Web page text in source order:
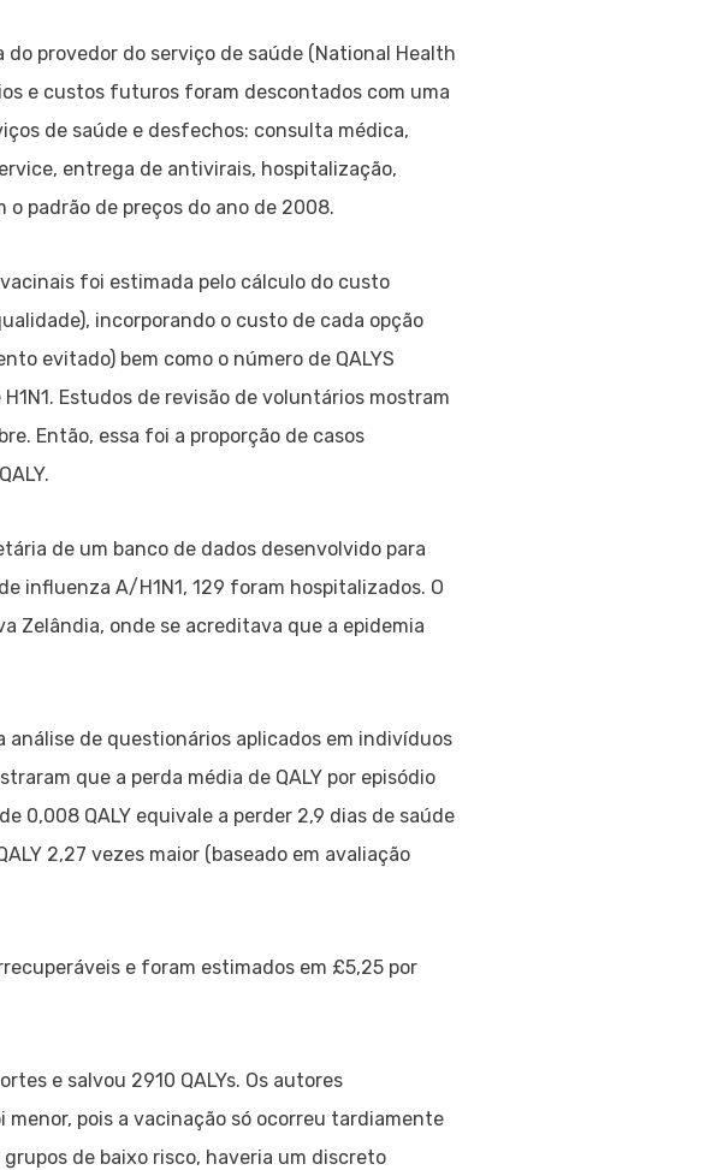
provedor do serviço de saúde (National Health
e custos futuros foram descontados com uma
de saúde e desfechos: consulta médica,
entrega de antivirais, hospitalização,
padrão de preços do ano de 2008.
foi estimada pelo cálculo do custo
incorporando o custo de cada opção
evitado) bem como o número de QALYS
Estudos de revisão de voluntários mostram
Então, essa foi a proporção de casos
de um banco de dados desenvolvido para
influenza A/H1N1, 129 foram hospitalizados. O
Zelândia, onde se acreditava que a epidemia
análise de questionários aplicados em indivíduos
que a perda média de QALY por episódio
0,008 QALY equivale a perder 2,9 dias de saúde
2,27 vezes maior (baseado em avaliação
e foram estimados em £5,25 por
e salvou 2910 QALYs. Os autores
pois a vacinação só ocorreu tardiamente
de baixo risco, haveria um discreto